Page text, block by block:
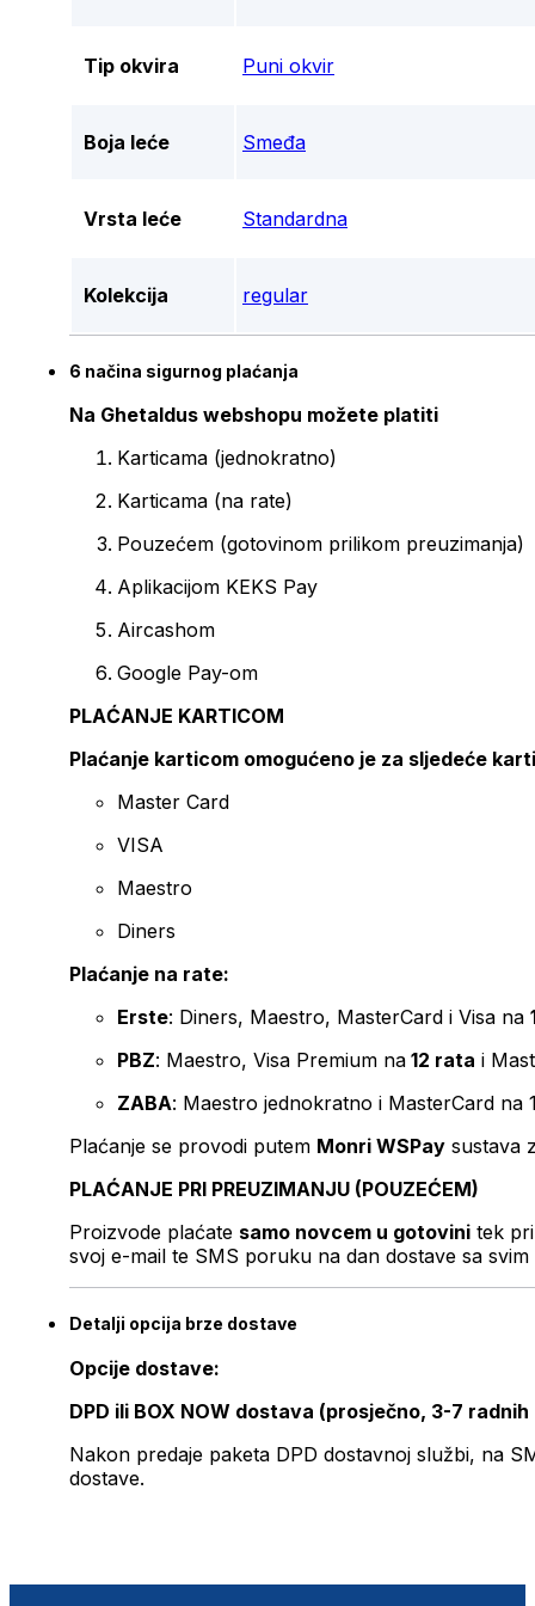
Tip okvira Puni okvir
Boja leće Smeđa
Vrsta leće Standardna
Kolekcija regular
6 načina sigurnog plaćanja
Na Ghetaldus webshopu možete platiti
Karticama (jednokratno)
Karticama (na rate)
Pouzećem (gotovinom prilikom preuzimanja)
Aplikacijom KEKS Pay
Aircashom
Google Pay-om
PLAĆANJE KARTICOM
Plaćanje karticom omogućeno je za sljedeće
Master Card
VISA
Maestro
Diners
Plaćanje na rate:
Erste: Diners, Maestro, MasterCard i Visa na
PBZ: Maestro, Visa Premium na 12 rata i
ZABA: Maestro jednokratno i MasterCard na
Plaćanje se provodi putem Monri WSPay sustava
PLAĆANJE PRI PREUZIMANJU (POUZEĆEM)
Proizvode plaćate samo novcem u gotovini tek
svoj e-mail te SMS poruku na dan dostave sa svim
Detalji opcija brze dostave
Opcije dostave:
DPD ili BOX NOW dostava (prosječno, 3-7 radnih
Nakon predaje paketa DPD dostavnoj službi, na
dostave.